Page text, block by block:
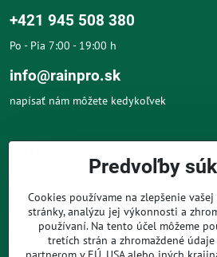
+421 945 508 380
Po - Pia 7:00 - 19:00 h
info@rainpro.sk
napísať nám môžete kedykoľvek
O NÁKUPE
PRE ZÁKAZNÍKOV
Predvoľby
Cookies používame na zlepšenie
stránky, analýzu jej výkonnosti a
používaní. Na tento účel môžeme
tretích strán a zhromaždené